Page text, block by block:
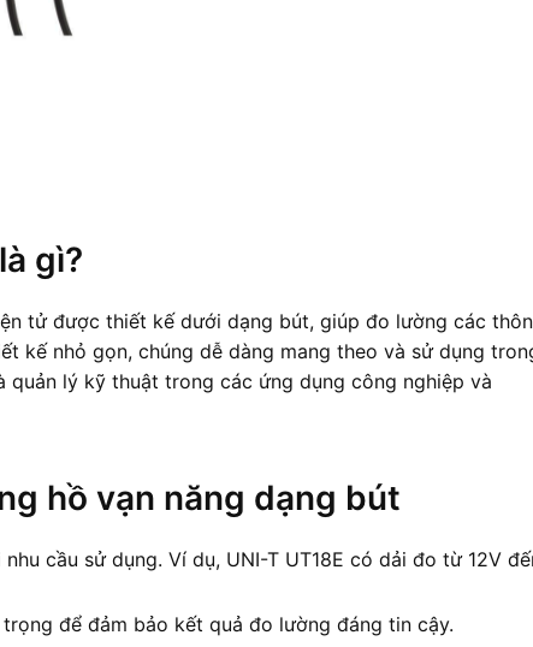
gì?
tử được thiết kế dưới dạng bút, giúp đo lường các
kế nhỏ gọn, chúng dễ dàng mang theo và sử dụng
lý kỹ thuật trong các ứng dụng công nghiệp và
hồ vạn năng dạng bút
cầu sử dụng. Ví dụ, UNI-T UT18E có dải đo từ 12V
để đảm bảo kết quả đo lường đáng tin cậy.